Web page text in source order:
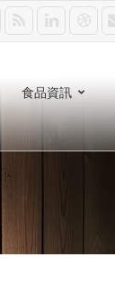
食品資訊